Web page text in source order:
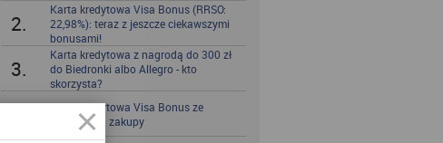
2.
Karta kredytowa Visa Bonus (RRSO:
22,98%): teraz z jeszcze ciekawszymi
bonusami!
3.
Karta kredytowa z nagrodą do 300 zł
do Biedronki albo Allegro - kto
skorzysta?
Karta kredytowa Visa Bonus ze
zwrotem za zakupy